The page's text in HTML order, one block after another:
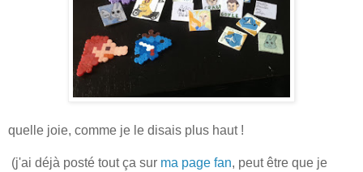
quelle joie, comme je le disais plus haut !
(j'ai déjà posté tout ça sur ma page fan, peut être que je